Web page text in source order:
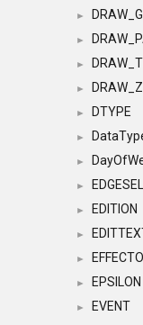
►
►
►
► DRAW_Z
► DTYPE
►
►
►
► EDITION
►
►
► EPSILON
►
EVENT